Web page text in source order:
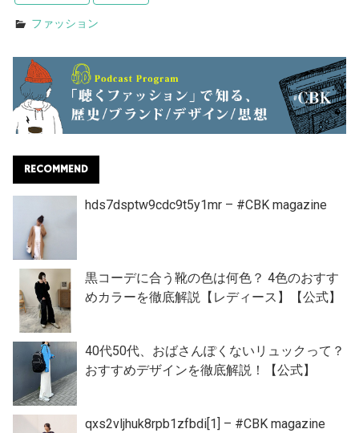
ファッション
RECOMMEND
hds7dsptw9cdc9t5y1mr – #CBK magazine
黒コーデに合う靴の色は何色？ 4色のおすす
めカラーを徹底解説【レディース】【公式】
40代50代、おばさんぽくないリュックって？
おすすめデザインを徹底解説！【公式】
qxs2vljhuk8rpb1zfbdi[1] – #CBK magazine